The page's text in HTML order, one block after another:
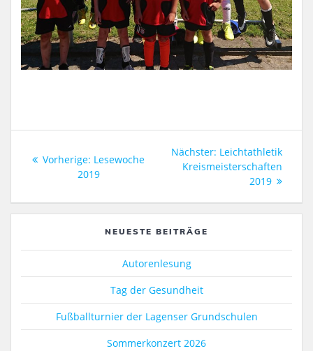
Beitragsnavigation
Vorherige: Vorheriger
Beitrag:
Lesewoche
2019
Nächster: Nächster
Beitrag:
Leichtathletik
Kreismeisterschaften
2019
NEUESTE BEITRÄGE
Autorenlesung
Tag der Gesundheit
Fußballturnier der Lagenser Grundschulen
Sommerkonzert 2026